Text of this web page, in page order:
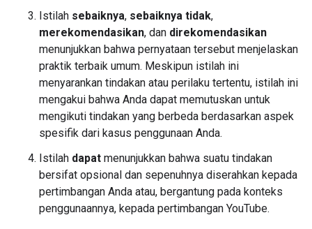
Istilah sebaiknya, sebaiknya tidak,
merekomendasikan, dan direkomendasikan
menunjukkan bahwa pernyataan tersebut menjelaskan
praktik terbaik umum. Meskipun istilah ini
menyarankan tindakan atau perilaku tertentu, istilah ini
mengakui bahwa Anda dapat memutuskan untuk
mengikuti tindakan yang berbeda berdasarkan aspek
spesifik dari kasus penggunaan Anda.
Istilah dapat menunjukkan bahwa suatu tindakan
bersifat opsional dan sepenuhnya diserahkan kepada
pertimbangan Anda atau, bergantung pada konteks
penggunaannya, kepada pertimbangan YouTube.